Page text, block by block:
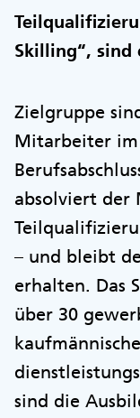
Skilling“, sind
Zielgruppe
Mitarbeiter
absolviert der
– und bleibt
erhalten. Das
über 30
sind die